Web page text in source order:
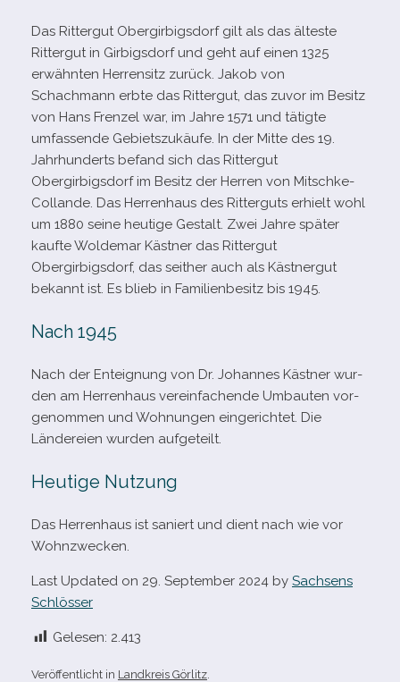
Das Rittergut Obergirbigsdorf gilt als das älteste
Rittergut in Girbigsdorf und geht auf einen 1325
erwähn­ten Herrensitz zurück. Jakob von
Schachmann erbte das Rittergut, das zuvor im Besitz
von Hans Frenzel war, im Jahre 1571 und tätigte
umfas­sende Gebietszukäufe. In der Mitte des 19.
Jahrhunderts befand sich das Rittergut
Obergirbigsdorf im Besitz der Herren von Mitschke-​
Collande. Das Herrenhaus des Ritterguts erhielt wohl
um 1880 seine heu­tige Gestalt. Zwei Jahre spä­ter
kaufte Woldemar Kästner das Rittergut
Obergirbigsdorf, das seit­her auch als Kästnergut
bekannt ist. Es blieb in Familienbesitz bis 1945.
Nach 1945
Nach der Enteignung von Dr. Johannes Kästner wur­
den am Herrenhaus ver­ein­fa­chende Umbauten vor­
ge­nom­men und Wohnungen ein­ge­rich­tet. Die
Ländereien wur­den aufgeteilt.
Heutige Nutzung
Das Herrenhaus ist saniert und dient nach wie vor
Wohnzwecken.
Last Updated on 29. September 2024 by Sachsens
Schlösser
Gelesen: 2.413
Veröffentlicht in Landkreis Görlitz